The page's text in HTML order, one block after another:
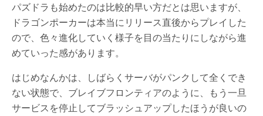
パズドラも始めたのは比較的早い方だとは思いますが、
ドラゴンポーカーは本当にリリース直後からプレイした
ので、色々進化していく様子を目の当たりにしながら進
めていった感があります。
はじめなんかは、しばらくサーバがパンクして全くでき
ない状態で、ブレイブフロンティアのように、もう一旦
サービスを停止してブラッシュアップしたほうが良いの